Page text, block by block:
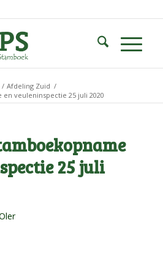
/ Afdeling Zuid /
veuleninspectie 25 juli 2020
25 juli